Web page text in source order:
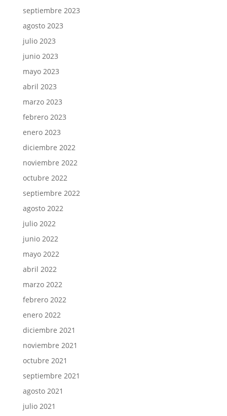
septiembre 2023
agosto 2023
julio 2023
junio 2023
mayo 2023
abril 2023
marzo 2023
febrero 2023
enero 2023
diciembre 2022
noviembre 2022
octubre 2022
septiembre 2022
agosto 2022
julio 2022
junio 2022
mayo 2022
abril 2022
marzo 2022
febrero 2022
enero 2022
diciembre 2021
noviembre 2021
octubre 2021
septiembre 2021
agosto 2021
julio 2021